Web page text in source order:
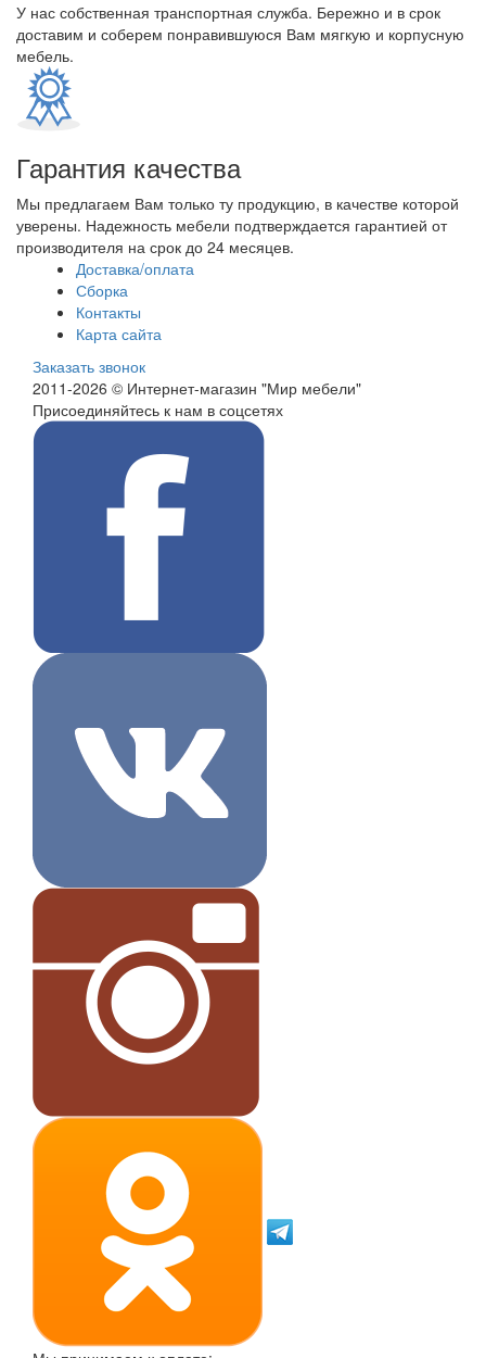
У нас собственная транспортная служба. Бережно и в срок
доставим и соберем понравившуюся Вам мягкую и корпусную
мебель.
Гарантия качества
Мы предлагаем Вам только ту продукцию, в качестве которой
уверены. Надежность мебели подтверждается гарантией от
производителя на срок до 24 месяцев.
Доставка/оплата
Сборка
Контакты
Карта сайта
Заказать звонок
2011-2026 © Интернет-магазин "Мир мебели"
Присоединяйтесь к нам в соцсетях